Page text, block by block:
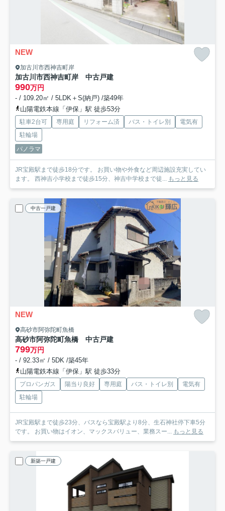
NEW
加古川市西神吉町岸
加古川市西神吉町岸 中古戸建
990万円
- / 109.20㎡ / 5LDK＋S(納戸) /築49年
山陽電鉄本線「伊保」駅 徒歩53分
駐車2台可 専用庭 リフォーム済 バス・トイレ別
電気有
駐輪場
パノラマ
JR宝殿駅まで徒歩18分です。 お買い物や外食など周辺施設充実してい
ます。 西神吉小学校まで徒歩15分、神吉中学校まで徒... もっと見る
中古一戸建
NEW
高砂市阿弥陀町魚橋
高砂市阿弥陀町魚橋 中古戸建
799万円
- / 92.33㎡ / 5DK /築45年
山陽電鉄本線「伊保」駅 徒歩33分
プロパンガス 陽当り良好 専用庭 バス・トイレ別
電気有
駐輪場
JR宝殿駅まで徒歩23分、バスなら宝殿駅より8分、生石神社停下車5分
です。 お買い物はイオン、マックスバリュー、業務スー... もっと見る
新築一戸建